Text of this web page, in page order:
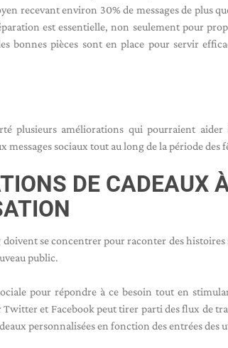
recevant environ 30% de messages de plus
est essentielle, non seulement pour
bonnes pièces sont en place pour servir
plusieurs améliorations qui pourraient aider
sociaux tout au long de la période des
DE CADEAUX
se concentrer pour raconter des histoires
public.
pour répondre à ce besoin tout en
et Facebook peut tirer parti des flux de
personnalisées en fonction des entrées des